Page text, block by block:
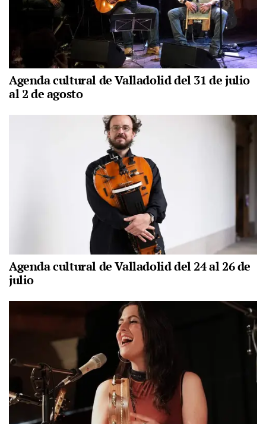
Agenda cultural de Valladolid del 31 de julio
al 2 de agosto
Agenda cultural de Valladolid del 24 al 26 de
julio